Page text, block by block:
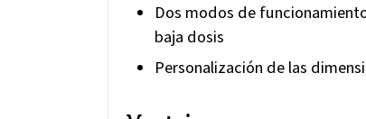
Dos modos de
baja dosis
Personalización de las